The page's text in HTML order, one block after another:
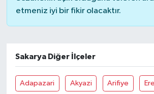
etmeniz iyi bir fikir olacaktır.
Sakarya Diğer İlçeler
Adapazari Akyazi Arifiye
ÖZEL HABER